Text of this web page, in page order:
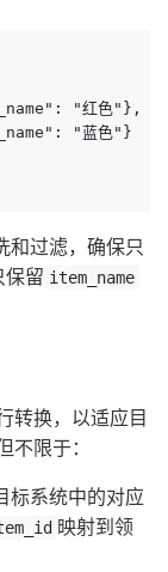
"红色"},
"蓝色"}
和过滤，确保只
留 item_name
转换，以适应目
限于：
标系统中的对应
映射到领